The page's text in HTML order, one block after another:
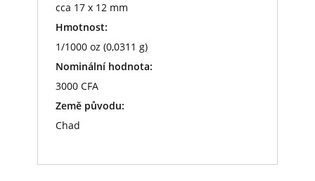
cca 17 x 12 mm
Hmotnost:
1/1000 oz (0,0311 g)
Nominální hodnota:
3000 CFA
Země původu:
Chad